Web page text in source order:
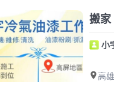
搬家
小
高